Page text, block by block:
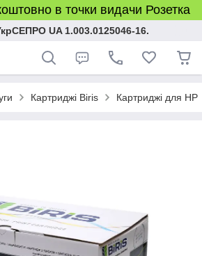
в точки видачи Розетка
UA 1.003.0125046-16.
Картриджі Biris Картриджі для HP